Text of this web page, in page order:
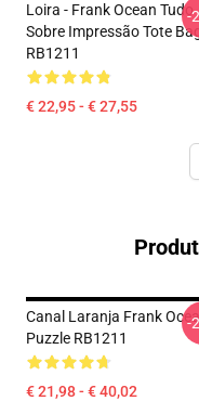
Loira - Frank Ocean Tudo
Sobre Impressão Tote Bag
RB1211
€ 22,95 - € 27,55
-
Canal Laranja Frank
Puzzle RB1211
€ 21,98 - € 40,02
-